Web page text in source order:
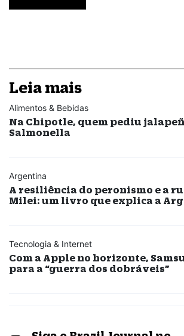
Leia mais
Alimentos & Bebidas
Na Chipotle, quem pediu
Salmonella
Argentina
A resiliência do peronismo e a
Milei: um livro que explica a
Tecnologia & Internet
Com a Apple no horizonte,
para a “guerra dos dobráveis”